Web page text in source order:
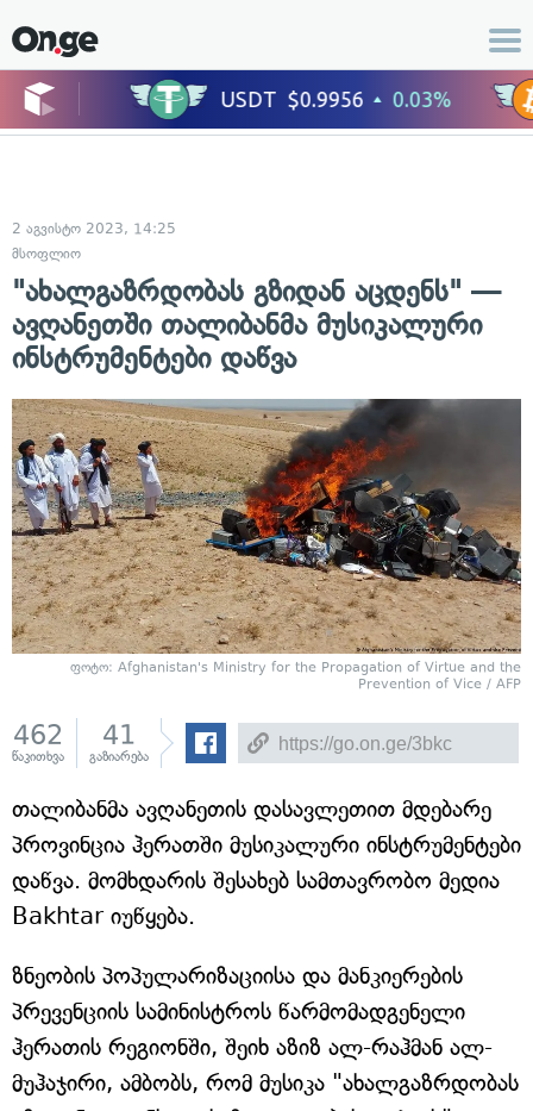
2 აგვისტო 2023, 14:25
მსოფლიო
"ახალგაზრდობას გზიდან აცდენს" —
ავღანეთში თალიბანმა მუსიკალური
ინსტრუმენტები დაწვა
ფოტო: Afghanistan's Ministry for the Propagation of Virtue and the
Prevention of Vice / AFP
462
წაკითხვა
41
გაზიარება
თალიბანმა ავღანეთის დასავლეთით მდებარე
პროვინცია ჰერათში მუსიკალური ინსტრუმენტები
დაწვა. მომხდარის შესახებ სამთავრობო მედია
Bakhtar იუწყება.
ზნეობის პოპულარიზაციისა და მანკიერების
პრევენციის სამინისტროს წარმომადგენელი
ჰერათის რეგიონში, შეიხ აზიზ ალ-რაჰმან ალ-
მუჰაჯირი, ამბობს, რომ მუსიკა "ახალგაზრდობას